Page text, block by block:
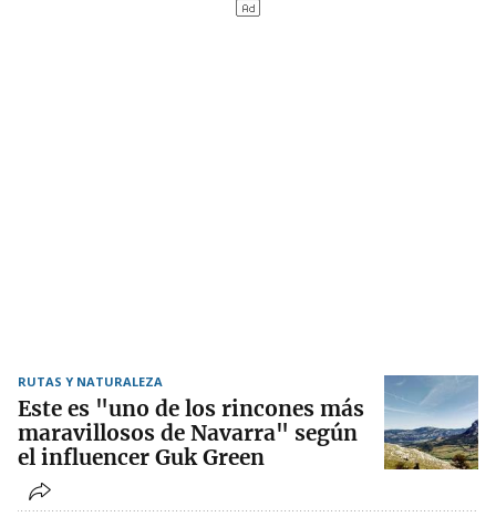
RUTAS Y NATURALEZA
Este es "uno de los rincones más
maravillosos de Navarra" según
el influencer Guk Green